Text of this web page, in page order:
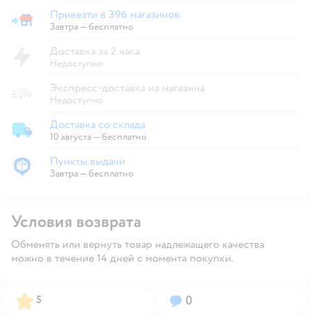
Привезти в магазин
Привезти в 396 магазинов
Завтра—бесплатно
Доставка за 2 часа
Недоступно
Экспресс-доставка из магазина
Недоступно
Доставка со склада
Доставка со склада
10 августа—бесплатно
Пункты выдачи
Пункты выдачи
Завтра—бесплатно
Условия возврата
Обменять или вернуть товар надлежащего качества
можно в течение 14 дней с момента покупки.
Рейтинг:
5 Вопросов:
0